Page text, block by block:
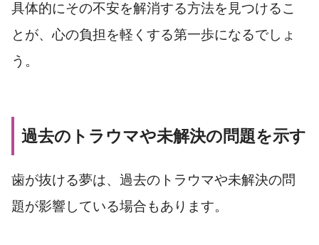
具体的にその不安を解消する方法を見つけるこ
とが、心の負担を軽くする第一歩になるでしょ
う。
過去のトラウマや未解決の問題を示す
歯が抜ける夢は、過去のトラウマや未解決の問
題が影響している場合もあります。